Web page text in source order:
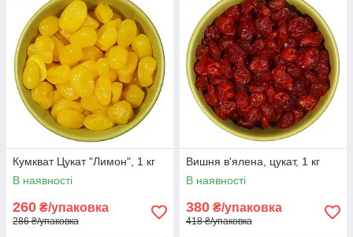
Кумкват Цукат "Лимон", 1 кг
В наявності
260 ₴/упаковка
286 ₴/упаковка
Вишня в'ялена, цукат, 1 кг
В наявності
380 ₴/упаковка
418 ₴/упаковка